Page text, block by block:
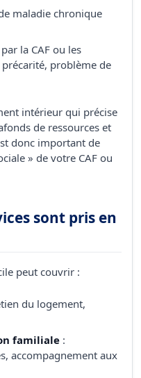
maladie chronique
la CAF ou les
problème de
intérieur qui précise
de ressources et
donc important de
» de votre CAF ou
sont pris en
peut couvrir :
du logement,
familiale :
accompagnement aux